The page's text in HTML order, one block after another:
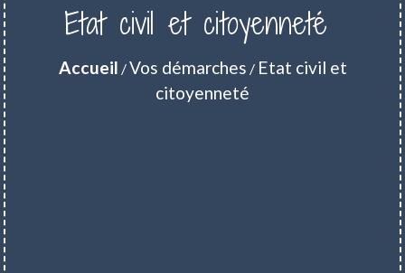
Etat civil et citoyenneté
Accueil /Vos démarches / Etat civil et
citoyenneté